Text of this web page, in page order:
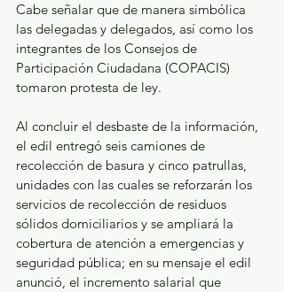
Cabe señalar que de manera simbólica
las delegadas y delegados, así como los
integrantes de los Consejos de
Participación Ciudadana (COPACIS)
tomaron protesta de ley.
Al concluir el desbaste de la información,
el edil entregó seis camiones de
recolección de basura y cinco patrullas,
unidades con las cuales se reforzarán los
servicios de recolección de residuos
sólidos domiciliarios y se ampliará la
cobertura de atención a emergencias y
seguridad pública; en su mensaje el edil
anunció, el incremento salarial que